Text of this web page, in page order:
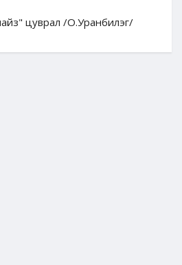
цуврал /О.Уранбилэг/